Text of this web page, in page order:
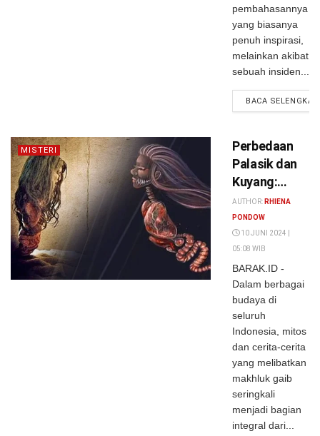
pembahasannya
yang biasanya
penuh inspirasi,
melainkan akibat
sebuah insiden...
BACA
MISTERI
Perbedaan
Palasik dan
Kuyang:
Pemakan
Bayi vs.
Pemangsa
Ibu Hamil
AUTHOR: RHIENA
PONDOW
10 JUNI 2024 |
05:08 WIB
BARAK.ID -
Dalam berbagai
budaya di
seluruh
Indonesia, mitos
dan cerita-cerita
yang melibatkan
makhluk gaib
seringkali
menjadi bagian
integral dari...